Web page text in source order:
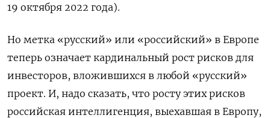
19 октября 2022 года).
Но метка «русский» или «российский» в Европе
теперь означает кардинальный рост рисков для
инвесторов, вложившихся в любой «русский»
проект. И, надо сказать, что росту этих рисков
российская интеллигенция, выехавшая в Европу,